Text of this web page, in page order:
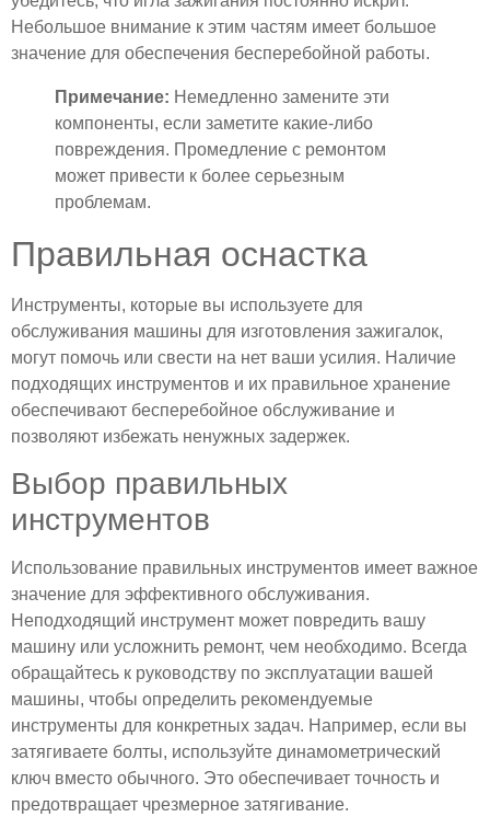
Небольшое внимание к этим частям имеет большое
значение для обеспечения бесперебойной работы.
Примечание: Немедленно замените эти
компоненты, если заметите какие-либо
повреждения. Промедление с ремонтом
может привести к более серьезным
проблемам.
Правильная оснастка
Инструменты, которые вы используете для
обслуживания машины для изготовления зажигалок,
могут помочь или свести на нет ваши усилия. Наличие
подходящих инструментов и их правильное хранение
обеспечивают бесперебойное обслуживание и
позволяют избежать ненужных задержек.
Выбор правильных
инструментов
Использование правильных инструментов имеет важное
значение для эффективного обслуживания.
Неподходящий инструмент может повредить вашу
машину или усложнить ремонт, чем необходимо. Всегда
обращайтесь к руководству по эксплуатации вашей
машины, чтобы определить рекомендуемые
инструменты для конкретных задач. Например, если вы
затягиваете болты, используйте динамометрический
ключ вместо обычного. Это обеспечивает точность и
предотвращает чрезмерное затягивание.